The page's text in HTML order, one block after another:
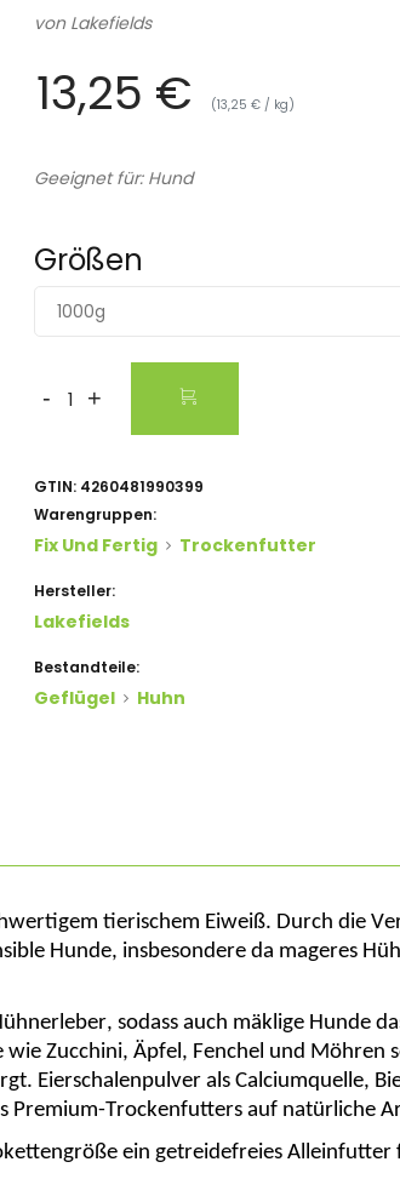
von Lakefields
13,25 € (13,25 € / kg)
Geeignet für: Hund
Größen
1000g
- +
GTIN: 4260481990399
Warengruppen:
Fix Und Fertig Trockenfutter
Hersteller:
Lakefields
Bestandteile:
Geflügel Huhn
tierischem Eiweiß. Durch die
Hunde, insbesondere da mageres
sodass auch mäklige Hunde
Zucchini, Äpfel, Fenchel und Möhren
Eierschalenpulver als Calciumquelle,
Premium-Trockenfutters auf natürliche
ein getreidefreies Alleinfutter